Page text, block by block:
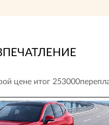
цене итог